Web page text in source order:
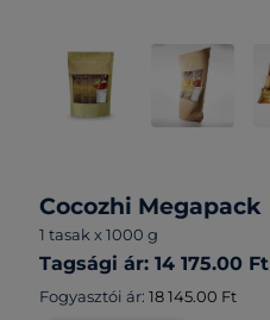
Cocozhi Megapack
1 tasak x 1000 g
Tagsági ár: 14 175.00 Ft
Fogyasztói ár: 18 145.00 Ft